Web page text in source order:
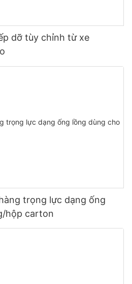
dỡ tùy chỉnh từ xe
trọng lực dạng ống
hộp carton